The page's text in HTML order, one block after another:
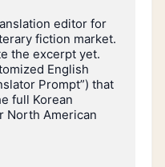
editor for
fiction market.
the excerpt yet.
English
Prompt”) that
full Korean
North American